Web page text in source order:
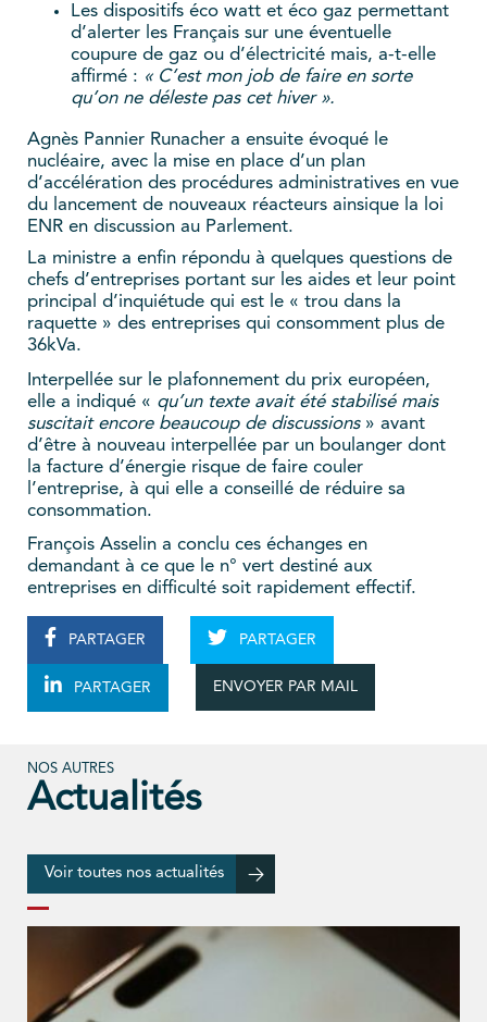
Les dispositifs éco watt et éco gaz permettant
d’alerter les Français sur une éventuelle
coupure de gaz ou d’électricité mais, a-t-elle
affirmé : « C’est mon job de faire en sorte
qu’on ne déleste pas cet hiver ».
Agnès Pannier Runacher a ensuite évoqué le
nucléaire, avec la mise en place d’un plan
d’accélération des procédures administratives en vue
du lancement de nouveaux réacteurs ainsique la loi
ENR en discussion au Parlement.
La ministre a enfin répondu à quelques questions de
chefs d’entreprises portant sur les aides et leur point
principal d’inquiétude qui est le « trou dans la
raquette » des entreprises qui consomment plus de
36kVa.
Interpellée sur le plafonnement du prix européen,
elle a indiqué « qu’un texte avait été stabilisé mais
suscitait encore beaucoup de discussions » avant
d’être à nouveau interpellée par un boulanger dont
la facture d’énergie risque de faire couler
l’entreprise, à qui elle a conseillé de réduire sa
consommation.
François Asselin a conclu ces échanges en
demandant à ce que le n° vert destiné aux
entreprises en difficulté soit rapidement effectif.
PARTAGER PARTAGER
PARTAGER ENVOYER PAR MAIL
NOS AUTRES
Actualités
Voir toutes nos actualités